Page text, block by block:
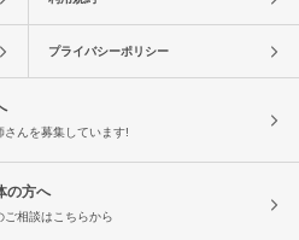
プライバシーポリシー
さんを募集しています!
の方へ
ご相談はこちらから